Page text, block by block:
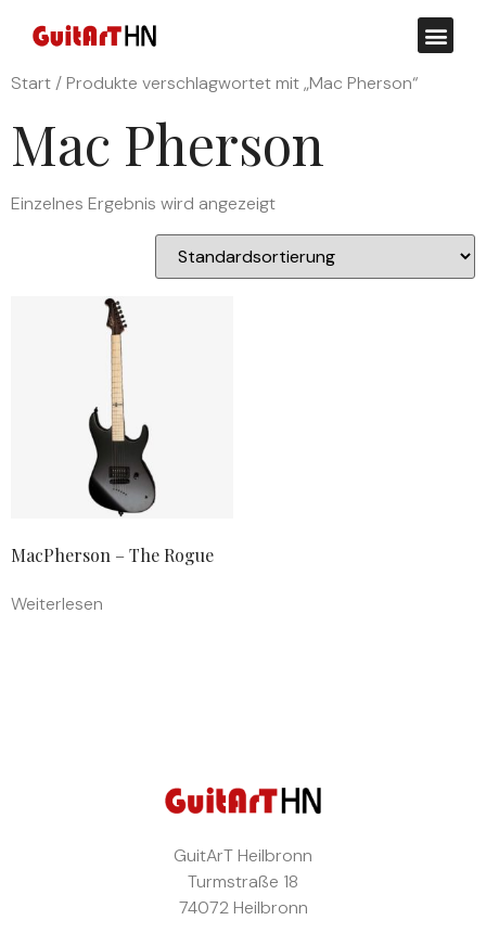
Start / Produkte verschlagwortet mit „Mac Pherson“
Mac Pherson
Einzelnes Ergebnis wird angezeigt
MacPherson – The Rogue
Weiterlesen
GuitArTHeilbronn
Turmstraße 18
74072 Heilbronn